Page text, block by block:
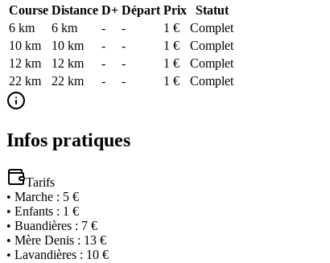
Course Distance D+ Départ Prix
Statut
6 km
6 km - - 1 €
Complet
10 km
10 km - - 1 €
Complet
12 km
12 km - - 1 €
Complet
22 km
22 km - - 1 € Complet
Infos pratiques
Tarifs
• Marche : 5 €
• Enfants : 1 €
• Buandières : 7 €
• Mère Denis : 13 €
• Lavandières : 10 €